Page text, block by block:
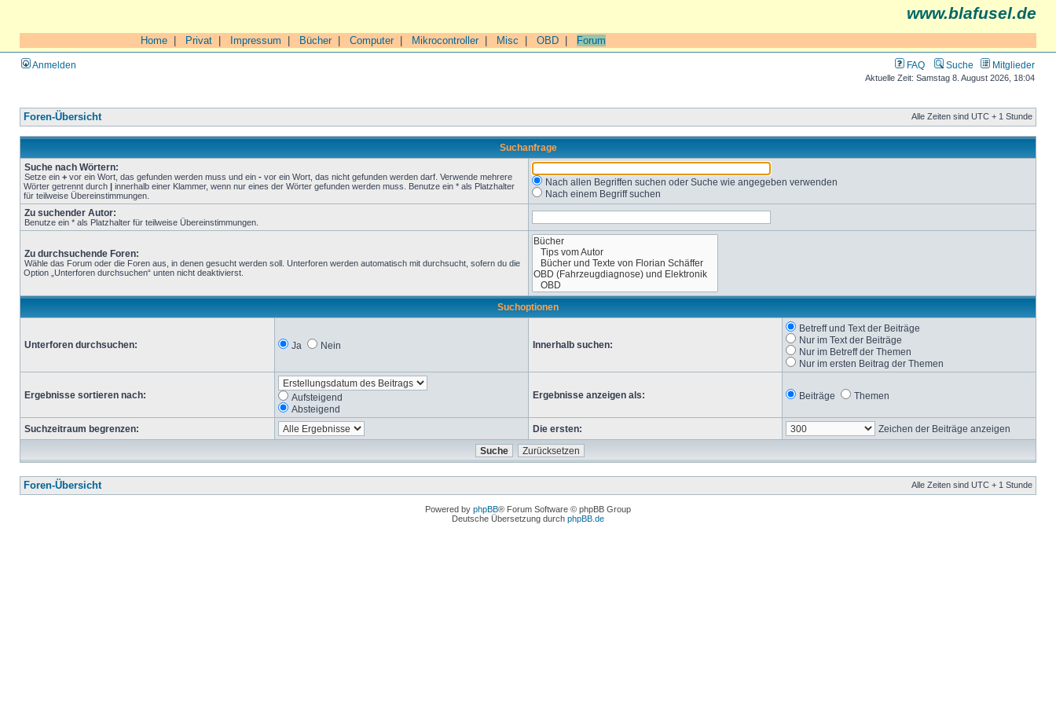
www.blafusel.de
Home Privat Impressum Bücher| Computer| Mikrocontroller| Misc OBD Forum
Anmelden FAQ Suche Mitglieder
Aktuelle Zeit: Samstag 8. August 2026, 18:04
Foren-Übersicht Alle Zeiten sind UTC + 1 Stunde
Suchanfrage
Suche nach Wörtern:
Setze ein + vor ein Wort, das gefunden werden muss und ein - vor ein Wort, das nicht gefunden werden darf. Verwende mehrere
Wörter getrennt durch | innerhalb einer Klammer, wenn nur eines der Wörter gefunden werden muss. Benutze ein * als Platzhalter
für teilweise Übereinstimmungen.
Nach allen Begriffen suchen oder Suche wie angegeben verwenden
Nach einem Begriff suchen
Zu suchender Autor:
Benutze ein * als Platzhalter für teilweise Übereinstimmungen.
Zu durchsuchende Foren:
Wähle das Forum oder die Foren aus, in denen gesucht werden soll. Unterforen werden automatisch mit durchsucht, sofern du die
Option „Unterforen durchsuchen“ unten nicht deaktivierst.
Suchoptionen
Unterforen durchsuchen: Ja Nein Innerhalb suchen:
Betreff und Text der Beiträge
Nur im Text der Beiträge
Nur im Betreff der Themen
Nur im ersten Beitrag der Themen
Ergebnisse sortieren nach:
Aufsteigend
Absteigend
Ergebnisse anzeigen als: Beiträge Themen
Suchzeitraum begrenzen: Die ersten: Zeichen der Beiträge anzeigen
Foren-Übersicht Alle Zeiten sind UTC + 1 Stunde
Powered by phpBB® Forum Software © phpBB Group
Deutsche Übersetzung durch phpBB.de